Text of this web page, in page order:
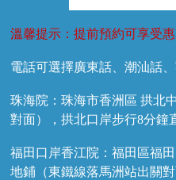
溫馨提示：提前預約可享受
電話可選擇廣東話、潮汕話
珠海院：珠海市香洲區 拱北
對面），拱北口岸步行8分鐘
福田口岸香江院：福田區福
地鋪（東鐵線落馬洲站出關對